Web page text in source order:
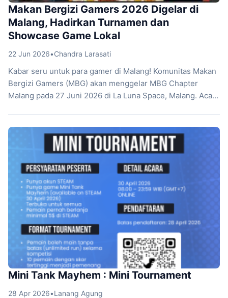
Makan Bergizi Gamers 2026 Digelar di
Malang, Hadirkan Turnamen dan
Showcase Game Lokal
22 Jun 2026•Chandra Larasati
Kabar seru untuk para gamer di Malang! Komunitas Makan
Bergizi Gamers (MBG) akan menggelar MBG Chapter
Malang pada 27 Juni 2026 di La Luna Space, Malang. Acara
berhadiah dengan total hadiah jutaan rupiah. Menariknya,
pengunjung juga bisa mencoba langsung beberapa […]
Mini Tank Mayhem : Mini Tournament
28 Apr 2026•Lanang Agung